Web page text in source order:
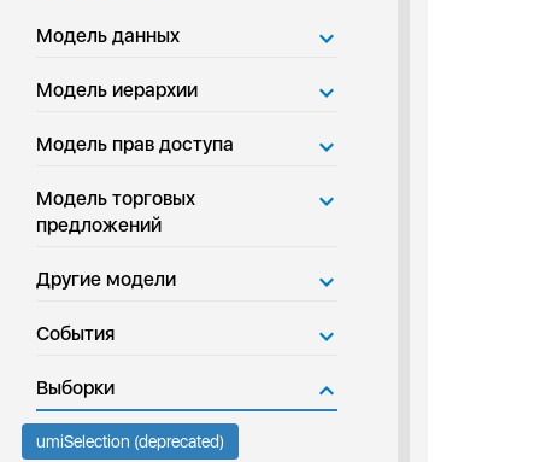
Модель данных
Модель иерархии
Модель прав доступа
Модель торговых
предложений
Другие модели
События
Выборки
umiSelection (deprecated)